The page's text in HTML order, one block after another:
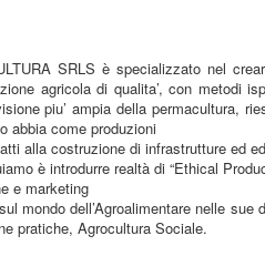
SRLS è specializzato nel
agricola di qualita’, con metodi
piu’ ampia della permacultura,
abbia come produzioni
alla costruzione di infrastrutture ed
è introdurre realtà di “Ethical
e marketing
mondo dell’Agroalimentare nelle
pratiche, Agrocultura Sociale.